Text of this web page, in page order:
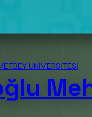
ÜNİVERSİTESİ